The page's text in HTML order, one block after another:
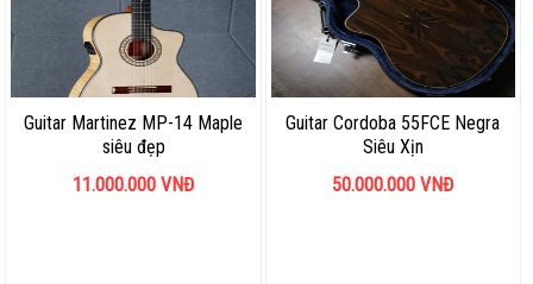
Guitar Martinez MP-14 Maple
siêu đẹp
11.000.000 VNĐ
Guitar Cordoba 55FCE Negra
Siêu Xịn
50.000.000 VNĐ